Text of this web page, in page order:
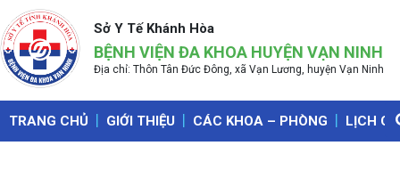
Sở Y Tế Khánh Hòa
BỆNH VIỆN ĐA KHOA HUYỆN VẠN NINH
Địa chỉ: Thôn Tân Đức Đông, xã Vạn Lương, huyện Vạn Ninh
TRANG CHỦ GIỚI THIỆU CÁC KHOA – PHÒNG LỊCH